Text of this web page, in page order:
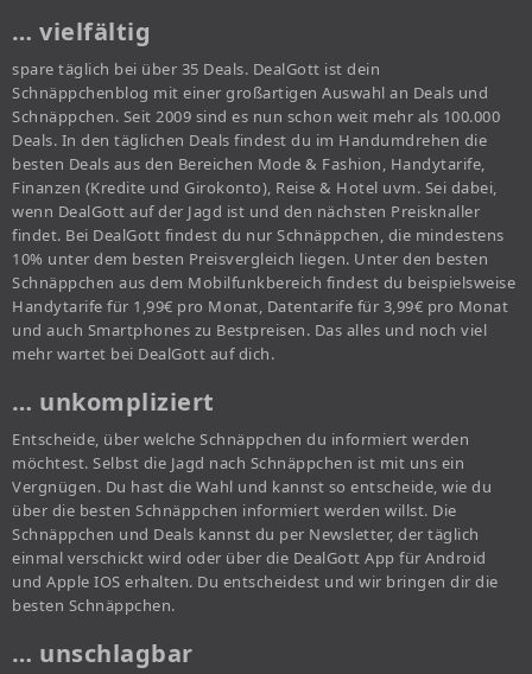
… vielfältig
spare täglich bei über 35 Deals. DealGott ist dein
Schnäppchenblog mit einer großartigen Auswahl an Deals und
Schnäppchen. Seit 2009 sind es nun schon weit mehr als 100.000
Deals. In den täglichen Deals findest du im Handumdrehen die
besten Deals aus den Bereichen Mode & Fashion, Handytarife,
Finanzen (Kredite und Girokonto), Reise & Hotel uvm. Sei dabei,
wenn DealGott auf der Jagd ist und den nächsten Preisknaller
findet. Bei DealGott findest du nur Schnäppchen, die mindestens
10% unter dem besten Preisvergleich liegen. Unter den besten
Schnäppchen aus dem Mobilfunkbereich findest du beispielsweise
Handytarife für 1,99€ pro Monat, Datentarife für 3,99€ pro Monat
und auch Smartphones zu Bestpreisen. Das alles und noch viel
mehr wartet bei DealGott auf dich.
… unkompliziert
Entscheide, über welche Schnäppchen du informiert werden
möchtest. Selbst die Jagd nach Schnäppchen ist mit uns ein
Vergnügen. Du hast die Wahl und kannst so entscheide, wie du
über die besten Schnäppchen informiert werden willst. Die
Schnäppchen und Deals kannst du per Newsletter, der täglich
einmal verschickt wird oder über die DealGott App für Android
und Apple IOS erhalten. Du entscheidest und wir bringen dir die
besten Schnäppchen.
… unschlagbar